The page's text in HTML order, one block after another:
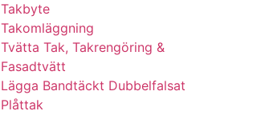
Takbyte
Takomläggning
Tvätta Tak, Takrengöring &
Fasadtvätt
Lägga Bandtäckt Dubbelfalsat
Plåttak